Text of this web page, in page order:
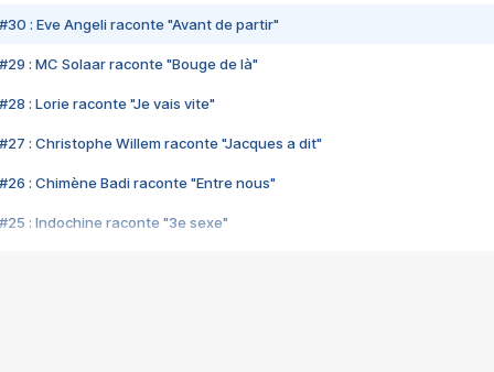
#30 : Eve Angeli raconte "Avant de partir"
#29 : MC Solaar raconte "Bouge de là"
#28 : Lorie raconte "Je vais vite"
#27 : Christophe Willem raconte "Jacques a dit"
#26 : Chimène Badi raconte "Entre nous"
#25 : Indochine raconte "3e sexe"